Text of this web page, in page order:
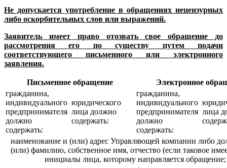
Не допускается употребление в обращениях нецензурных
либо оскорбительных слов или выражений.
Заявитель имеет право отозвать свое обращение до
рассмотрения его по существу путем подачи
соответствующего письменного или электронного
заявления.
Письменное обращение
Электронное
гражданина,
индивидуального
предпринимателя
должно
содержать:
юридического
лица должно
содержать:
гражданина,
индивидуального
предпринимателя
должно
содержать:
лица
наименование и (или) адрес Управляющей компании либо
(или) фамилию, собственное имя, отчество (если таковое
инициалы лица, которому направляется обращение;